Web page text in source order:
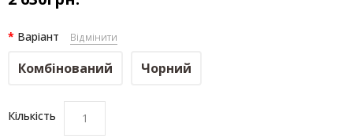
Варіант Відмінити
Комбінований Чорний
Кількість